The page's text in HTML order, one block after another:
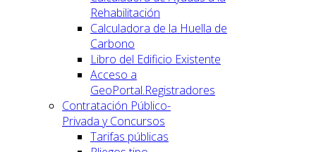
Rehabilitación
Calculadora de la Huella de
Carbono
Libro del Edificio Existente
Acceso a
GeoPortal.Registradores
Contratación Público-
Privada y Concursos
Tarifas públicas